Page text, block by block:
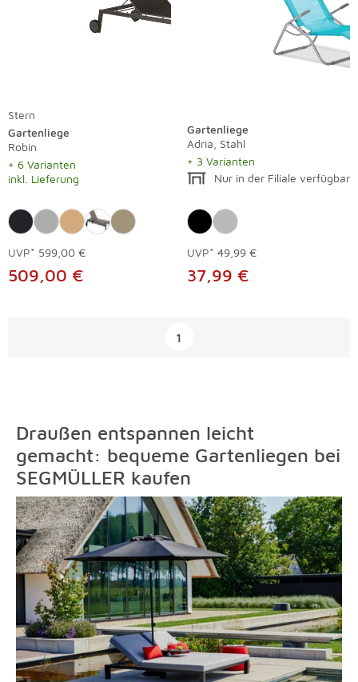
Stern
Gartenliege
Robin
+ 6 Varianten
inkl. Lieferung
UVP* 599,00 €
509,00 €
Gartenliege
Adria, Stahl
+ 3 Varianten
Nur in der Filiale verfügbar
UVP* 49,99 €
37,99 €
1
Draußen entspannen leicht
gemacht: bequeme Gartenliegen bei
SEGMÜLLER kaufen